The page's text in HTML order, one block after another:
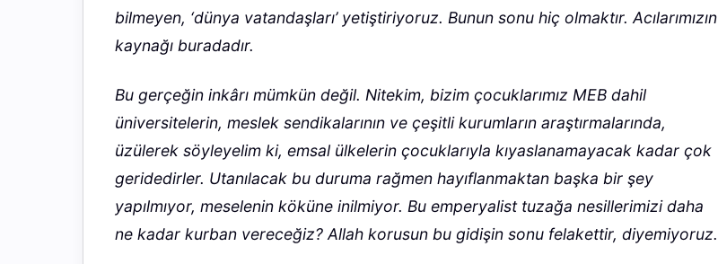
bilmeyen, ‘dünya vatandaşları’ yetiştiriyoruz. Bunun sonu hiç olmaktır. Acılarımızın
kaynağı buradadır.
Bu gerçeğin inkârı mümkün değil. Nitekim, bizim çocuklarımız MEB dahil
üniversitelerin, meslek sendikalarının ve çeşitli kurumların araştırmalarında,
üzülerek söyleyelim ki, emsal ülkelerin çocuklarıyla kıyaslanamayacak kadar çok
geridedirler. Utanılacak bu duruma rağmen hayıflanmaktan başka bir şey
yapılmıyor, meselenin köküne inilmiyor. Bu emperyalist tuzağa nesillerimizi daha
ne kadar kurban vereceğiz? Allah korusun bu gidişin sonu felakettir, diyemiyoruz.